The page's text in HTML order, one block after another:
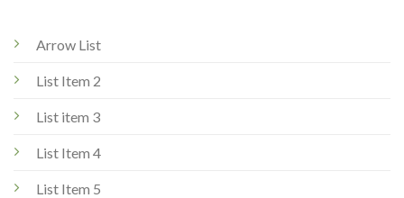
Arrow List
List Item 2
List item 3
List Item 4
List Item 5